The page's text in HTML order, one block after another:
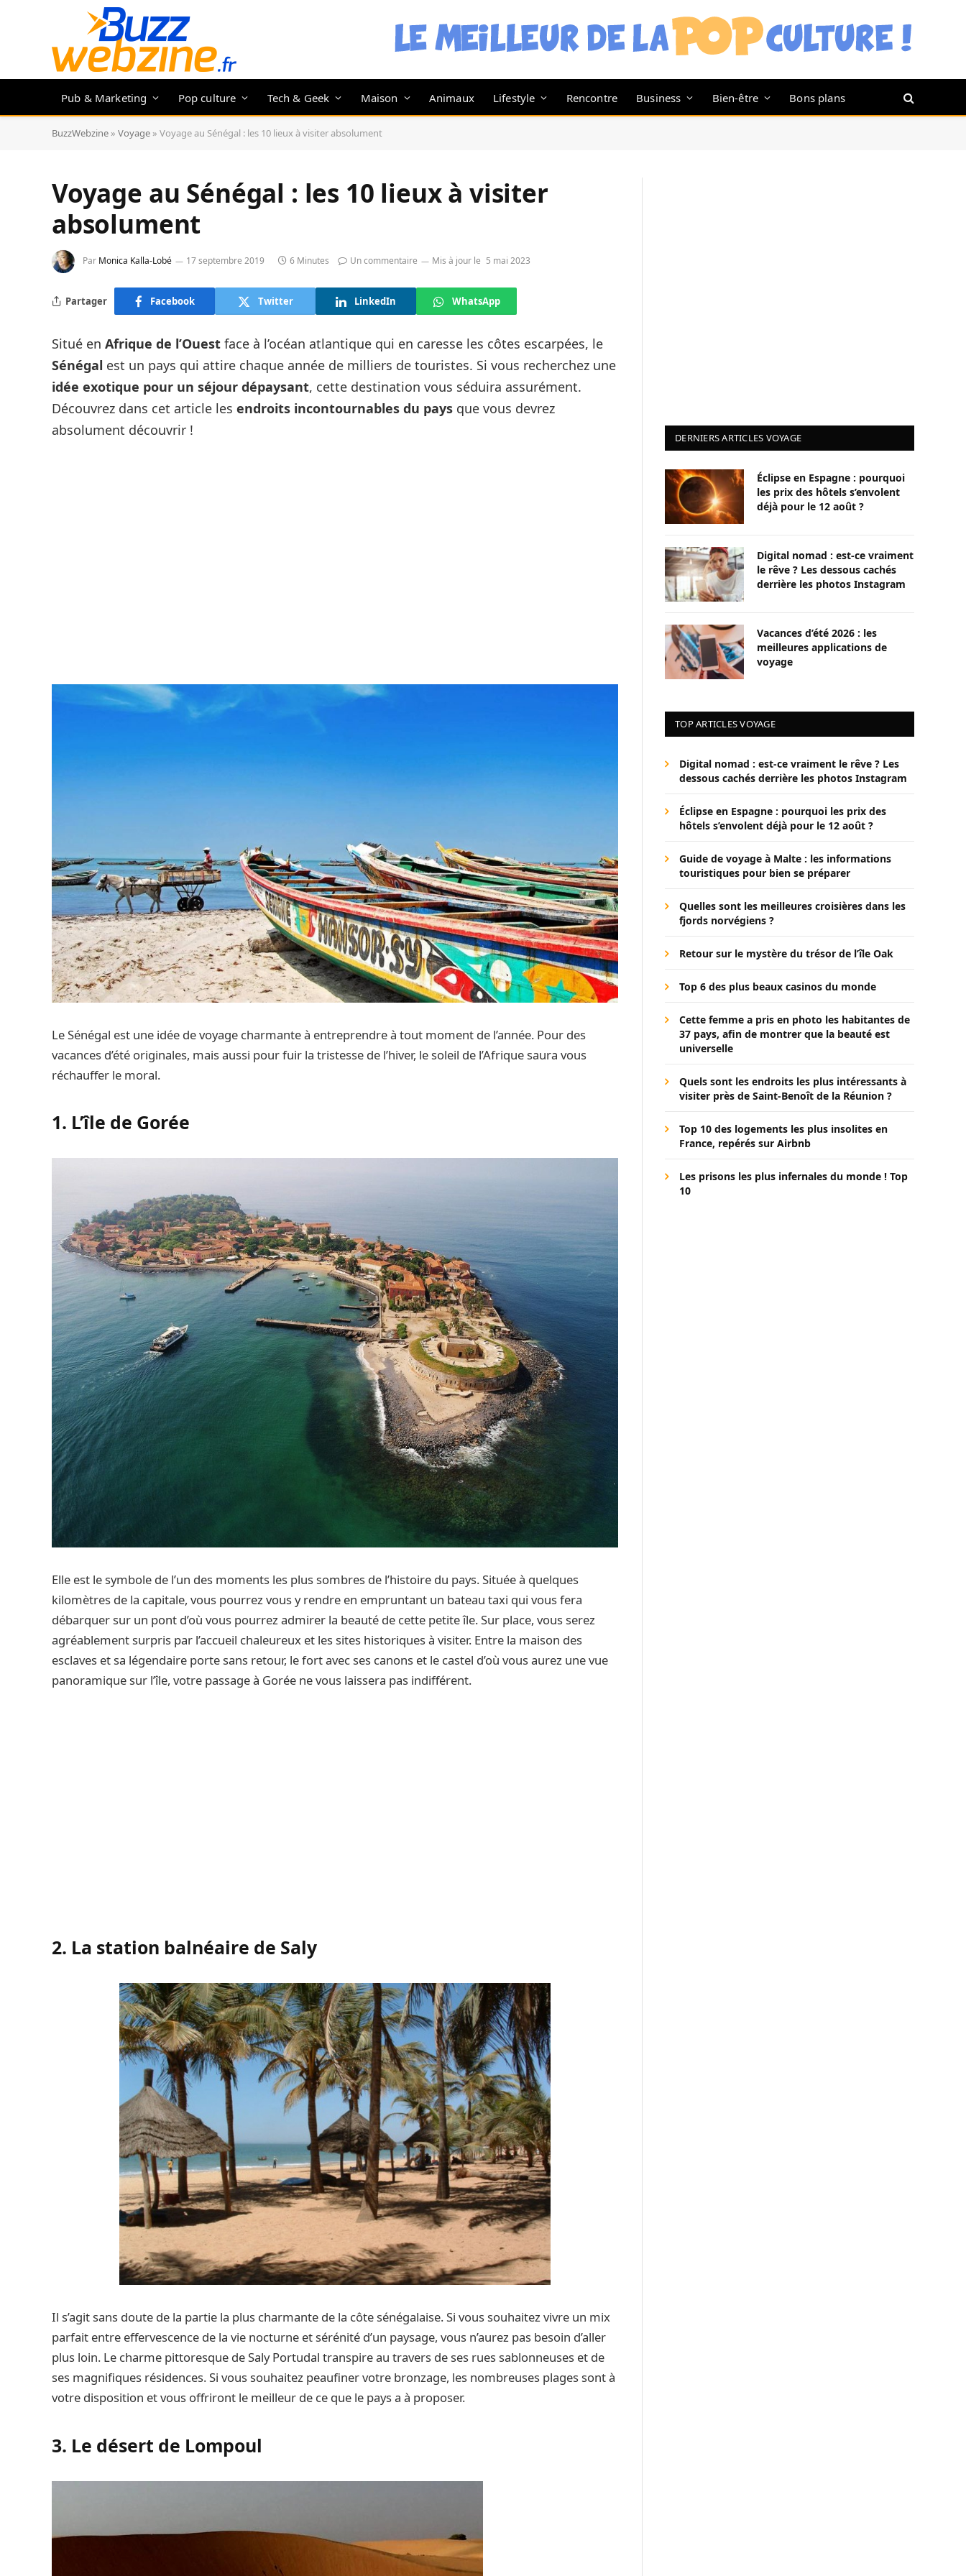
Pub & Marketing Pop culture Tech & Geek Maison Animaux Lifestyle Rencontre Business Bien-être Bons plans
BuzzWebzine » Voyage » Voyage au Sénégal : les 10 lieux à visiter absolument
Voyage au Sénégal : les 10 lieux à visiter
absolument
Par Monica Kalla-Lobé 17 septembre 2019 6 Minutes Un commentaire Mis à jour le 5 mai 2023
Partager Facebook Twitter LinkedIn WhatsApp
Situé en Afrique de l’Ouest face à l’océan atlantique qui en caresse les côtes escarpées, le
Sénégal est un pays qui attire chaque année de milliers de touristes. Si vous recherchez une
idée exotique pour un séjour dépaysant, cette destination vous séduira assurément.
Découvrez dans cet article les endroits incontournables du pays que vous devrez
absolument découvrir !
Le Sénégal est une idée de voyage charmante à entreprendre à tout moment de l’année. Pour des
vacances d’été originales, mais aussi pour fuir la tristesse de l’hiver, le soleil de l’Afrique saura vous
réchauffer le moral.
1. L’île de Gorée
Elle est le symbole de l’un des moments les plus sombres de l’histoire du pays. Située à quelques
kilomètres de la capitale, vous pourrez vous y rendre en empruntant un bateau taxi qui vous fera
débarquer sur un pont d’où vous pourrez admirer la beauté de cette petite île. Sur place, vous serez
agréablement surpris par l’accueil chaleureux et les sites historiques à visiter. Entre la maison des
esclaves et sa légendaire porte sans retour, le fort avec ses canons et le castel d’où vous aurez une vue
panoramique sur l’île, votre passage à Gorée ne vous laissera pas indifférent.
2. La station balnéaire de Saly
Il s’agit sans doute de la partie la plus charmante de la côte sénégalaise. Si vous souhaitez vivre un mix
parfait entre effervescence de la vie nocturne et sérénité d’un paysage, vous n’aurez pas besoin d’aller
plus loin. Le charme pittoresque de Saly Portudal transpire au travers de ses rues sablonneuses et de
ses magnifiques résidences. Si vous souhaitez peaufiner votre bronzage, les nombreuses plages sont à
votre disposition et vous offriront le meilleur de ce que le pays a à proposer.
3. Le désert de Lompoul
DERNIERS ARTICLES VOYAGE
Éclipse en Espagne : pourquoi
les prix des hôtels s’envolent
déjà pour le 12 août ?
Digital nomad : est-ce vraiment
le rêve ? Les dessous cachés
derrière les photos Instagram
Vacances d’été 2026 : les
meilleures applications de
voyage
TOP ARTICLES VOYAGE
Digital nomad : est-ce vraiment le rêve ? Les
dessous cachés derrière les photos Instagram
Éclipse en Espagne : pourquoi les prix des
hôtels s’envolent déjà pour le 12 août ?
Guide de voyage à Malte : les informations
touristiques pour bien se préparer
Quelles sont les meilleures croisières dans les
fjords norvégiens ?
Retour sur le mystère du trésor de l’île Oak
Top 6 des plus beaux casinos du monde
Cette femme a pris en photo les habitantes de
37 pays, afin de montrer que la beauté est
universelle
Quels sont les endroits les plus intéressants à
visiter près de Saint-Benoît de la Réunion ?
Top 10 des logements les plus insolites en
France, repérés sur Airbnb
Les prisons les plus infernales du monde ! Top
10